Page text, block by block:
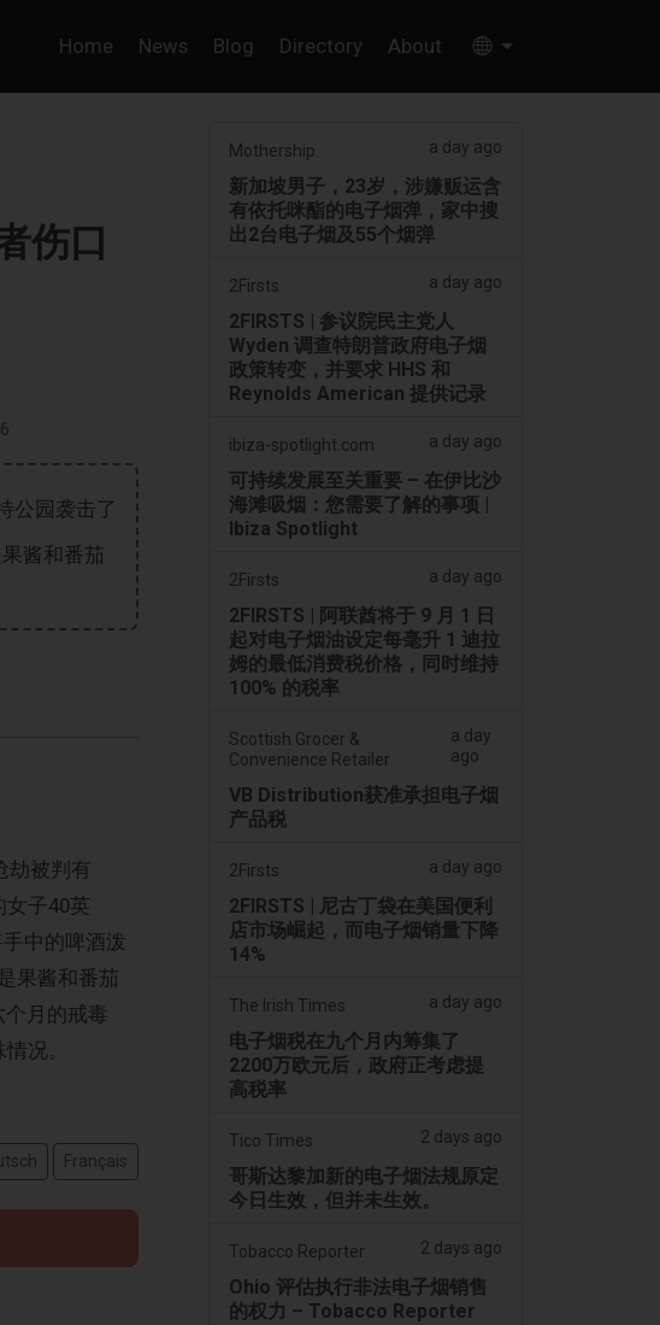
Home News Blog Directory About
伤口
公园袭击了
酱和番茄
被判有
子40英
中的啤酒泼
果酱和番茄
月的戒毒
况。
Français
Mothership. a day ago
新加坡男子，23岁，涉嫌贩运含
有依托咪酯的电子烟弹，家中搜
出2台电子烟及55个烟弹
2Firsts a day ago
2FIRSTS | 参议院民主党人
Wyden 调查特朗普政府电子烟
政策转变，并要求 HHS 和
Reynolds American 提供记录
ibiza-spotlight.com a day ago
可持续发展至关重要 – 在伊比沙
海滩吸烟：您需要了解的事项 |
Ibiza Spotlight
2Firsts a day ago
2FIRSTS | 阿联酋将于 9 月 1 日
起对电子烟油设定每毫升 1 迪拉
姆的最低消费税价格，同时维持
100% 的税率
Scottish Grocer &
Convenience Retailer
a day
ago
VB Distribution获准承担电子烟
产品税
2Firsts a day ago
2FIRSTS | 尼古丁袋在美国便利
店市场崛起，而电子烟销量下降
14%
The Irish Times a day ago
电子烟税在九个月内筹集了
2200万欧元后，政府正考虑提
高税率
Tico Times 2 days ago
哥斯达黎加新的电子烟法规原定
今日生效，但并未生效。
Tobacco Reporter 2 days ago
Ohio 评估执行非法电子烟销售
的权力 – Tobacco Reporter